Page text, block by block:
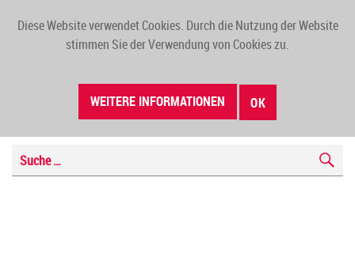
Diese Website verwendet Cookies. Durch die Nutzung der Website
stimmen Sie der Verwendung von Cookies zu.
WEITERE INFORMATIONEN OK